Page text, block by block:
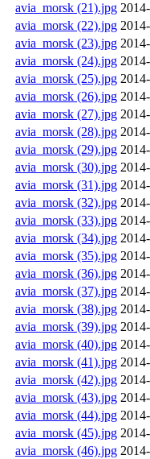
avia_morsk (21).jpg
avia_morsk (22).jpg
avia_morsk (23).jpg
avia_morsk (24).jpg
avia_morsk (25).jpg
avia_morsk (26).jpg
avia_morsk (27).jpg
avia_morsk (28).jpg
avia_morsk (29).jpg
avia_morsk (30).jpg
avia_morsk (31).jpg
avia_morsk (32).jpg
avia_morsk (33).jpg
avia_morsk (34).jpg
avia_morsk (35).jpg
avia_morsk (36).jpg
avia_morsk (37).jpg
avia_morsk (38).jpg
avia_morsk (39).jpg
avia_morsk (40).jpg
avia_morsk (41).jpg
avia_morsk (42).jpg
avia_morsk (43).jpg
avia_morsk (44).jpg
avia_morsk (45).jpg
avia_morsk (46).jpg